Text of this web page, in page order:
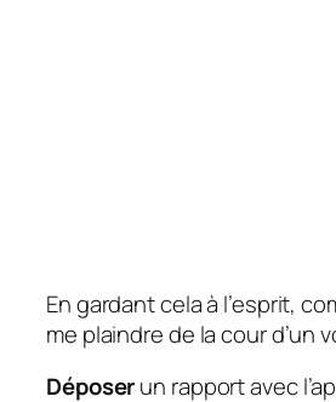
En gardant cela à l’esprit,
me plaindre de la cour d’un
Déposerun rapport avec